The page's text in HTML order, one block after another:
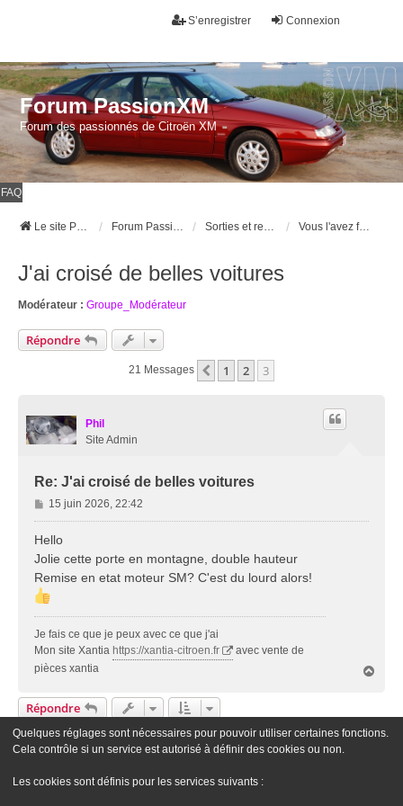
Connexion
S’enregistrer
Forum PassionXM
Forum des passionnés de Citroën XM
FAQ
Le site Passion XM Forum Passion XM Sorties et rencontres Vous l'avez fait et c'était sympa
J'ai croisé de belles voitures
Modérateur : Groupe_Modérateur
Répondre
21 Messages Précédente
1 2 3
Phil
Site Admin
Re: J'ai croisé de belles voitures
M
e
s
s
g
e
15 juin 2026, 22:42
Hello
Jolie cette porte en montagne, double hauteur
Remise en etat moteur SM? C'est du lourd alors!
Je fais ce que je peux avec ce que j'ai
Mon site Xantia https://xantia-citroen.fr
avec vente de
pièces xantia
Répondre
21 Messages Précédente
1 2 3
Quelques réglages sont nécessaires pour pouvoir utiliser certaines fonctions.
Cela contrôle si un service est autorisé à définir des cookies ou non.
Les cookies sont définis pour les services suivants :